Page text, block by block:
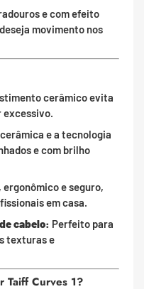
e com efeito
movimento nos
cerâmico evita
excessivo.
e a tecnologia
e com brilho
ergonômico e seguro,
em casa.
cabelo: Perfeito para
texturas e
Taiff Curves 1?